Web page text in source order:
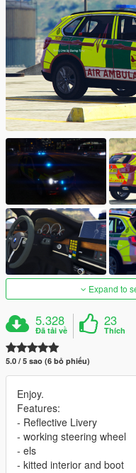
Expand to
5.328
Đã tải về
23
Thích
5.0 / 5 sao (6 bỏ phiếu)
Enjoy.
Features:
- Reflective Livery
- working steering wheel
- els
- kitted interior and boot